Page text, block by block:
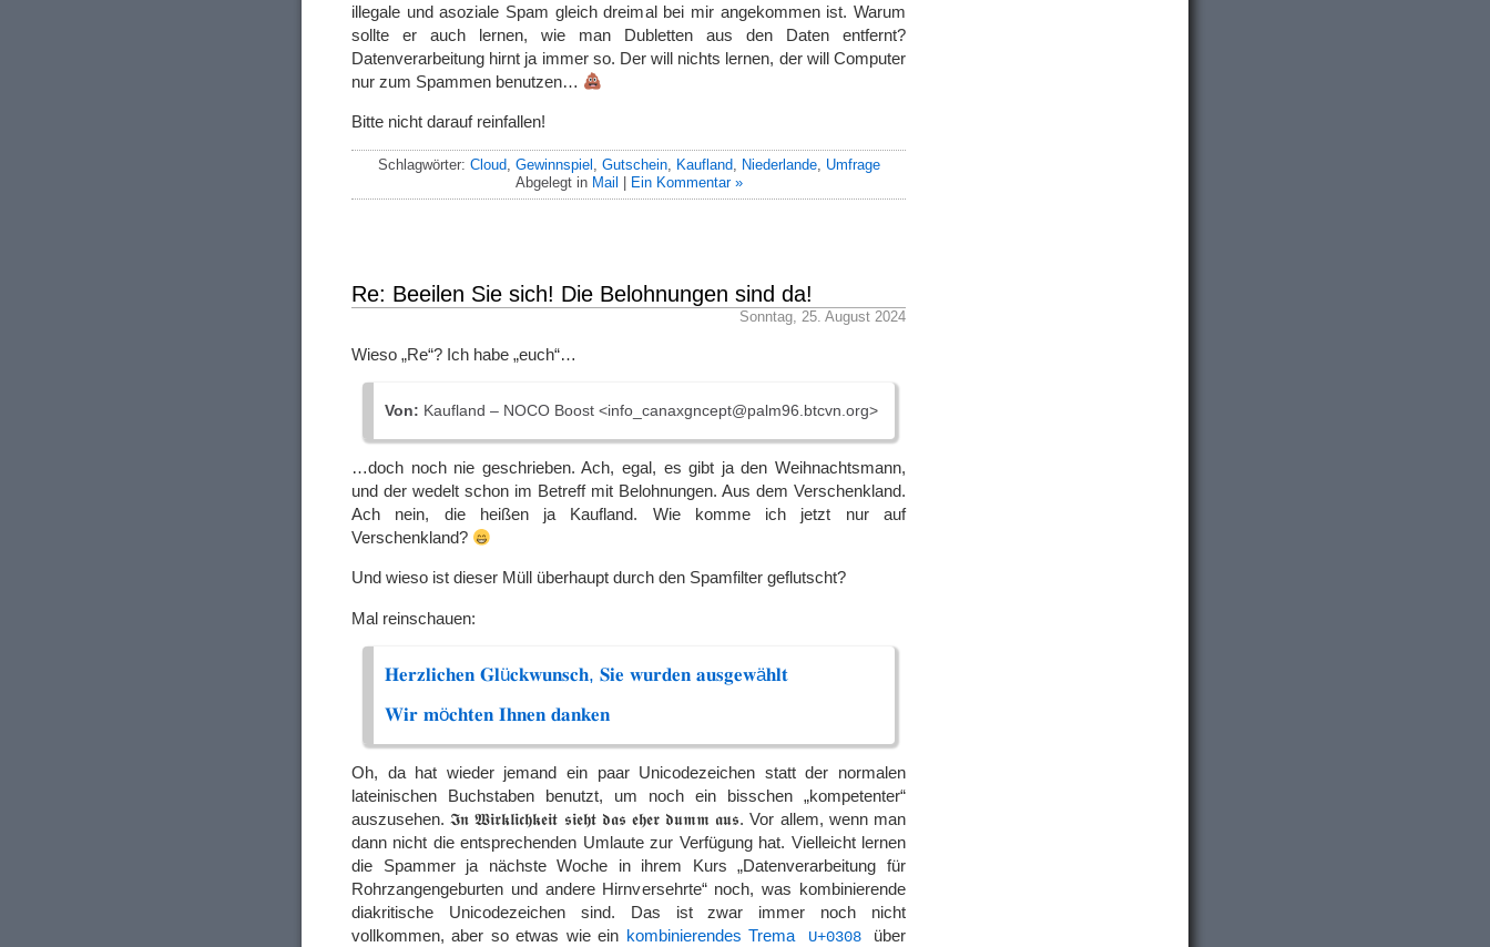
illegale und asoziale Spam gleich dreimal bei mir angekommen ist. Warum
sollte er auch lernen, wie man Dubletten aus den Daten entfernt?
Datenverarbeitung hirnt ja immer so. Der will nichts lernen, der will Computer
nur zum Spammen benutzen…
Bitte nicht darauf reinfallen!
Schlagwörter: Cloud, Gewinnspiel , Gutschein, Kaufland, Niederlande, Umfrage
Abgelegt in Mail Ein Kommentar »
Re: Beeilen Sie sich! Die Belohnungen sind da!
Sonntag, 25. August 2024
Wieso „Re“? Ich habe „euch“…
Von: Kaufland – NOCO Boost <info_canaxgncept@palm96.btcvn.org>
…doch noch nie geschrieben. Ach, egal, es gibt ja den Weihnachtsmann,
und der wedelt schon im Betreff mit Belohnungen. Aus dem Verschenkland.
Ach nein, die heißen ja Kaufland. Wie komme ich jetzt nur auf
Verschenkland?
Und wieso ist dieser Müll überhaupt durch den Spamfilter geflutscht?
Mal reinschauen:
𝐇𝐞𝐫𝐳𝐥𝐢𝐜𝐡𝐞𝐧 𝐆𝐥ü𝐜𝐤𝐰𝐮𝐧𝐬𝐜𝐡, 𝐒𝐢𝐞 𝐰𝐮𝐫𝐝𝐞𝐧 𝐚𝐮𝐬𝐠𝐞𝐰ä𝐡𝐥𝐭
𝐖𝐢𝐫 𝐦ö𝐜𝐡𝐭𝐞𝐧 𝐈𝐡𝐧𝐞𝐧 𝐝𝐚𝐧𝐤𝐞𝐧
Oh, da hat wieder jemand ein paar Unicodezeichen statt der normalen
lateinischen Buchstaben benutzt, um noch ein bisschen „kompetenter“
auszusehen. 𝕴𝖓 𝖂𝖎𝖗𝖐𝖑𝖎𝖈𝖍𝖐𝖊𝖎𝖙 𝖘𝖎𝖊𝖍𝖙 𝖉𝖆𝖘 𝖊𝖍𝖊𝖗 𝖉𝖚𝖒𝖒 𝖆𝖚𝖘. Vor allem, wenn man
dann nicht die entsprechenden Umlaute zur Verfügung hat. Vielleicht lernen
die Spammer ja nächste Woche in ihrem Kurs „Datenverarbeitung für
Rohrzangengeburten und andere Hirnversehrte“ noch, was kombinierende
diakritische Unicodezeichen sind. Das ist zwar immer noch nicht
vollkommen, aber so etwas wie ein kombinierendes Trema U+0308 über